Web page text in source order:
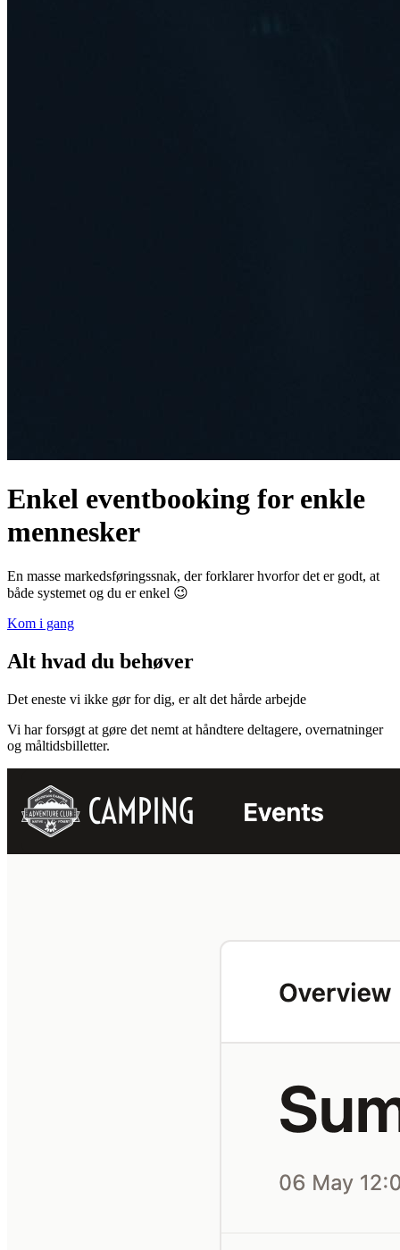
Enkel eventbooking for enkle
mennesker
En masse markedsføringssnak, der forklarer hvorfor det er godt, at
både systemet og du er enkel 😉
Kom i gang
Alt hvad du behøver
Det eneste vi ikke gør for dig, er alt det hårde arbejde
Vi har forsøgt at gøre det nemt at håndtere deltagere, overnatninger
og måltidsbilletter.